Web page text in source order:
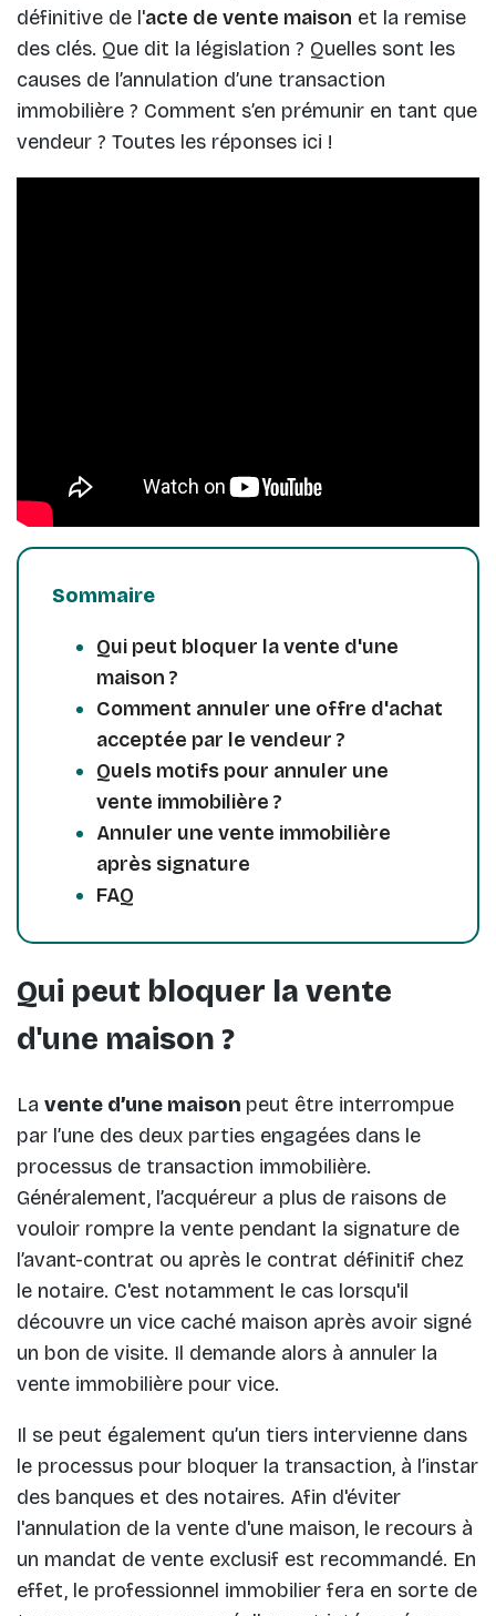
définitive de l'acte de vente maison et la remise
des clés. Que dit la législation ? Quelles sont les
causes de l’annulation d’une transaction
immobilière ? Comment s’en prémunir en tant que
vendeur ? Toutes les réponses ici !
Sommaire
Qui peut bloquer la vente d'une
maison ?
Comment annuler une offre d'achat
acceptée par le vendeur ?
Quels motifs pour annuler une
vente immobilière ?
Annuler une vente immobilière
après signature
FAQ
Qui peut bloquer la vente
d'une maison ?
La vente d’une maison peut être interrompue
par l’une des deux parties engagées dans le
processus de transaction immobilière.
Généralement, l’acquéreur a plus de raisons de
vouloir rompre la vente pendant la signature de
l’avant-contrat ou après le contrat définitif chez
le notaire. C'est notamment le cas lorsqu'il
découvre un vice caché maison après avoir signé
un bon de visite. Il demande alors à annuler la
vente immobilière pour vice.
Il se peut également qu’un tiers intervienne dans
le processus pour bloquer la transaction, à l’instar
des banques et des notaires. Afin d'éviter
l'annulation de la vente d'une maison, le recours à
un mandat de vente exclusif est recommandé. En
effet, le professionnel immobilier fera en sorte de